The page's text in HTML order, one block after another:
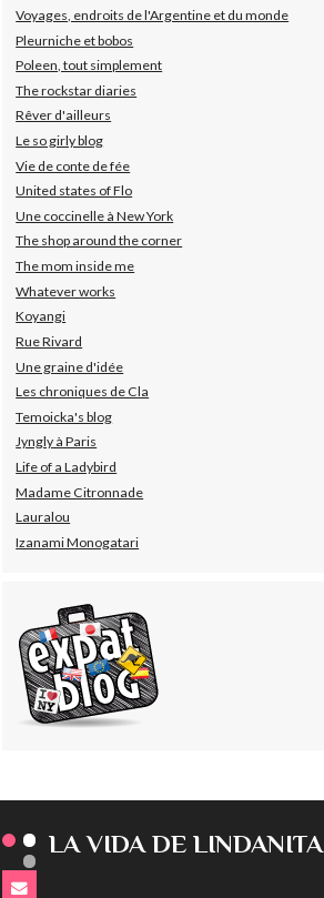
Voyages, endroits de l'Argentine et du monde
Pleurniche et bobos
Poleen, tout simplement
The rockstar diaries
Rêver d'ailleurs
Le so girly blog
Vie de conte de fée
United states of Flo
Une coccinelle à New York
The shop around the corner
The mom inside me
Whatever works
Koyangi
Rue Rivard
Une graine d'idée
Les chroniques de Cla
Temoicka's blog
Jyngly à Paris
Life of a Ladybird
Madame Citronnade
Lauralou
Izanami Monogatari
LA VIDA DE LINDANITA